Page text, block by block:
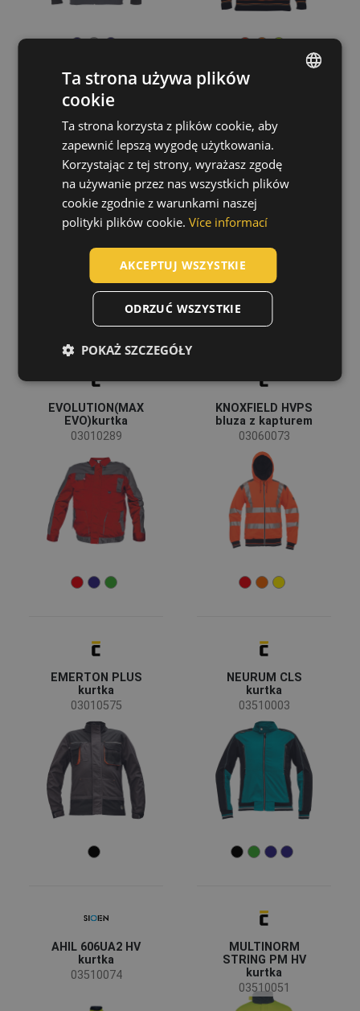
(8)
Trifibetex
(6)
Bawełna / Antystatyczny
Dopasowanie
Relax
MALAGA HV
kurtka
03510011
EMERTON
FLANNEL kurtka
03010321
EVOLUTION(MAX
EVO)kurtka
03010289
KNOXFIELD HVPS
bluza z kapturem
03060073
EMERTON PLUS
kurtka
03010575
NEURUM CLS
kurtka
03510003
AHIL 606UA2 HV
kurtka
03510074
MULTINORM
STRING PM HV
kurtka
03510051
CZECH
SLOVAK
DUTCH
LATVIAN
Ta strona używa plików
cookie
Ta strona korzysta z plików cookie, aby
zapewnić lepszą wygodę użytkowania.
Korzystając z tej strony, wyrażasz zgodę
na używanie przez nas wszystkich plików
cookie zgodnie z warunkami naszej
polityki plików cookie. Více informací
AKCEPTUJ WSZYSTKIE
ODRZUĆ WSZYSTKIE
POKAŻ SZCZEGÓŁY